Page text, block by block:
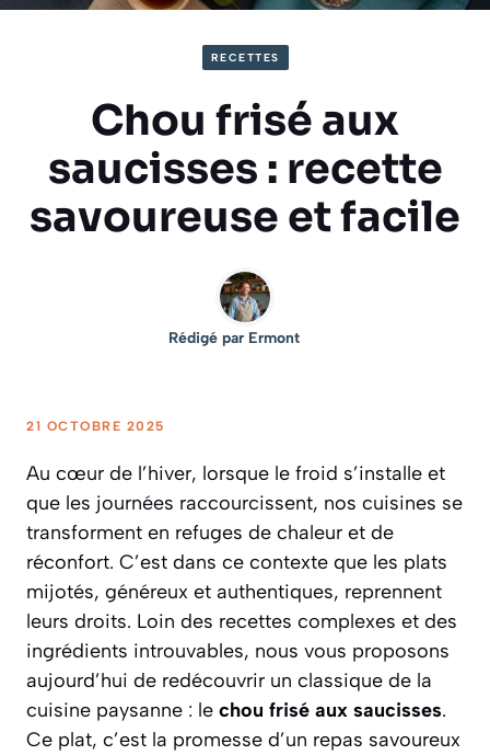
RECETTES
Chou frisé aux
saucisses : recette
savoureuse et facile
Rédigé par Ermont
21 OCTOBRE 2025
Au cœur de l’hiver, lorsque le froid s’installe et
que les journées raccourcissent, nos cuisines se
transforment en refuges de chaleur et de
réconfort. C’est dans ce contexte que les plats
mijotés, généreux et authentiques, reprennent
leurs droits. Loin des recettes complexes et des
ingrédients introuvables, nous vous proposons
aujourd’hui de redécouvrir un classique de la
cuisine paysanne : le chou frisé aux saucisses.
Ce plat, c’est la promesse d’un repas savoureux